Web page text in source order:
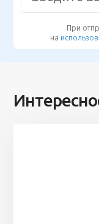
При
на